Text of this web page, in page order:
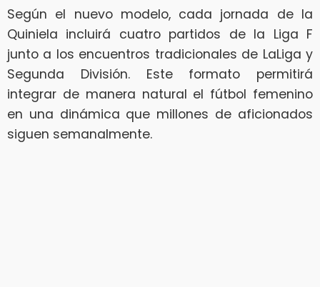
Según el nuevo modelo, cada jornada de la
Quiniela incluirá cuatro partidos de la Liga F
junto a los encuentros tradicionales de LaLiga y
Segunda División. Este formato permitirá
integrar de manera natural el fútbol femenino
en una dinámica que millones de aficionados
siguen semanalmente.